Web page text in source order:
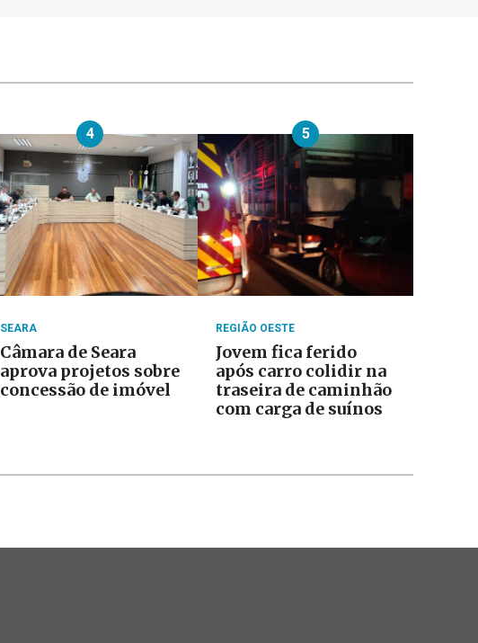
4
SEARA
Câmara de Seara
aprova projetos sobre
concessão de imóvel
5
REGIÃO OESTE
Jovem fica ferido
após carro colidir na
traseira de caminhão
com carga de suínos